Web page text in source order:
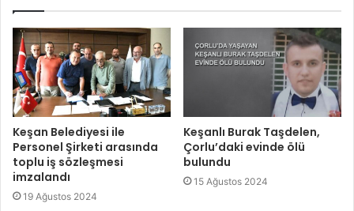
Keşan Belediyesi ile
Personel Şirketi arasında
toplu iş sözleşmesi
imzalandı
19 Ağustos 2024
Keşanlı Burak Taşdelen,
Çorlu’daki evinde ölü
bulundu
15 Ağustos 2024